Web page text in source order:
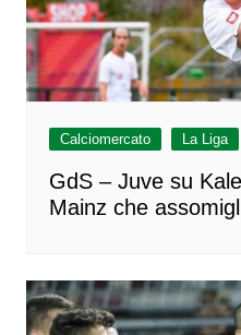
Calciomercato La Liga
GdS – Juve su
Mainz che